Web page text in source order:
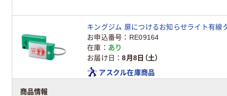
商品情報
キングジム 扉につけるお知らせライト有線
お申込番号
RE09164
在庫
あり
お届け日
8月8日（土）
アスクル在庫商品